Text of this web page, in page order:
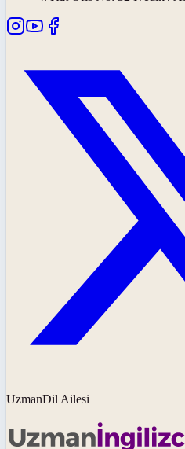
UzmanDil Ailesi